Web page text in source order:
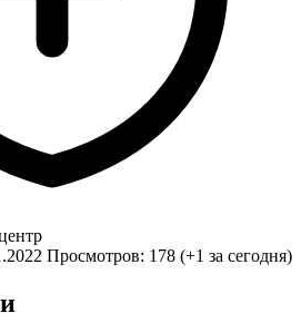
Просмотров: 178 (+1 за сегодня)